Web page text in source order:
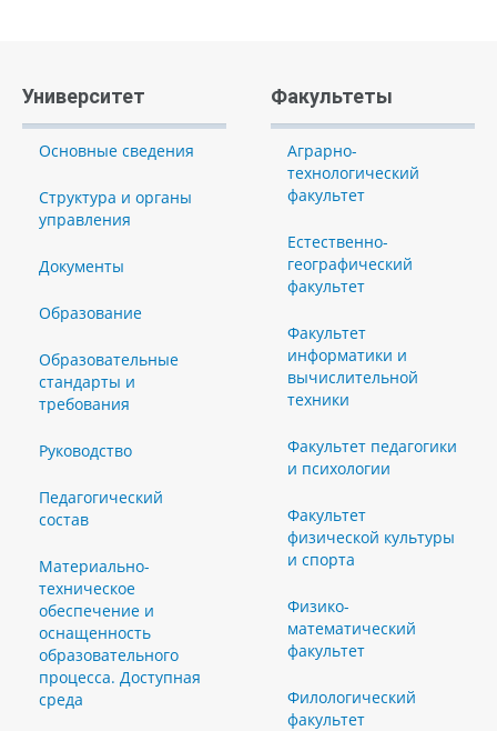
Университет
Основные сведения
Структура и органы
управления
Документы
Образование
Образовательные
стандарты и
требования
Руководство
Педагогический
состав
Материально-
техническое
обеспечение и
оснащенность
образовательного
процесса. Доступная
среда
Факультеты
Аграрно-
технологический
факультет
Естественно-
географический
факультет
Факультет
информатики и
вычислительной
техники
Факультет педагогики
и психологии
Факультет
физической культуры
и спорта
Физико-
математический
факультет
Филологический
факультет